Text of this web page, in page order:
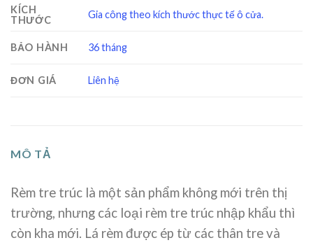
KÍCH
THƯỚC
Gia công theo kích thước thực tế ô cửa.
BẢO HÀNH 36 tháng
ĐƠN GIÁ Liên hệ
MÔ TẢ
Rèm tre trúc là một sản phẩm không mới trên thị
trường, nhưng các loại rèm tre trúc nhập khẩu thì
còn kha mới. Lá rèm được ép từ các thân tre và